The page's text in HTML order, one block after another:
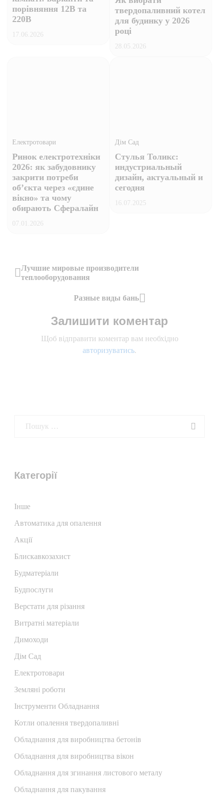
порівняння 12В та
220В
17.06.2026
твердопаливний котел
для будинку у 2026
році
28.05.2026
Електротовари
Ринок електротехніки
2026: як забудовнику
закрити потреби
об’єкта через «єдине
вікно» та чому
обирають Сфералайн
07.01.2026
Дім Сад
Стулья Толикс:
индустриальный
дизайн, актуальный и
сегодня
16.07.2025
Навігація
Post
Лучшие мировые производители
теплооборудования
Next
Post
Разные виды бань
Залишити коментар
Щоб відправити коментар вам необхідно
авторизуватись.
Категорії
Iнше
Автоматика для опалення
Акції
Блискавкозахист
Будматеріали
Будпослуги
Верстати для різання
Витратні матеріали
Димоходи
Дім Сад
Електротовари
Земляні роботи
Інструменти Обладнання
Котли опалення твердопаливні
Обладнання для виробництва бетонів
Обладнання для виробництва вікон
Обладнання для згинання листового металу
Обладнання для пакування